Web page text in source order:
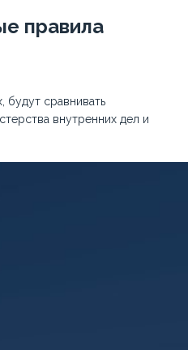
правила
будут сравнивать
внутренних дел и